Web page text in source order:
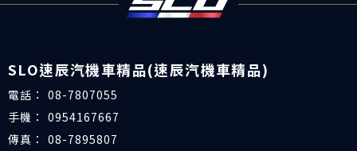
08-7807055
0954167667
08-7895807